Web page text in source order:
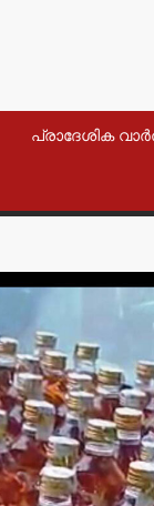
പ്രാദേശിക
വാർത്തകൾ